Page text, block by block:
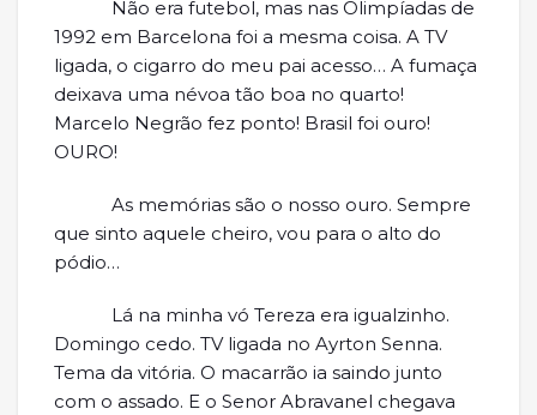
Não era futebol, mas nas Olimpíadas de
1992 em Barcelona foi a mesma coisa. A TV
ligada, o cigarro do meu pai acesso… A fumaça
deixava uma névoa tão boa no quarto!
Marcelo Negrão fez ponto! Brasil foi ouro!
OURO!
As memórias são o nosso ouro. Sempre
que sinto aquele cheiro, vou para o alto do
pódio…
Lá na minha vó Tereza era igualzinho.
Domingo cedo. TV ligada no Ayrton Senna.
Tema da vitória. O macarrão ia saindo junto
com o assado. E o Senor Abravanel chegava